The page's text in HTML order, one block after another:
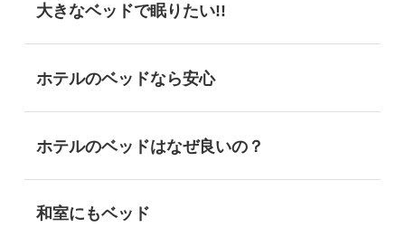
大きなベッドで眠りたい!!
ホテルのベッドなら安心
ホテルのベッドはなぜ良いの？
和室にもベッド